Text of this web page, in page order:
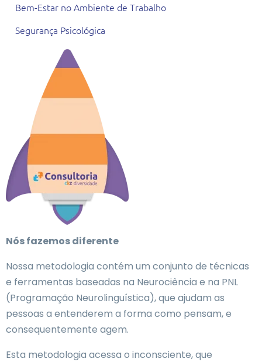
Bem-Estar no Ambiente de Trabalho
Segurança Psicológica
Nós fazemos diferente
Nossa metodologia contém um conjunto de técnicas
e ferramentas baseadas na Neurociência e na PNL
(Programação Neurolinguística), que ajudam as
pessoas a entenderem a forma como pensam, e
consequentemente agem.
Esta metodologia acessa o inconsciente, que